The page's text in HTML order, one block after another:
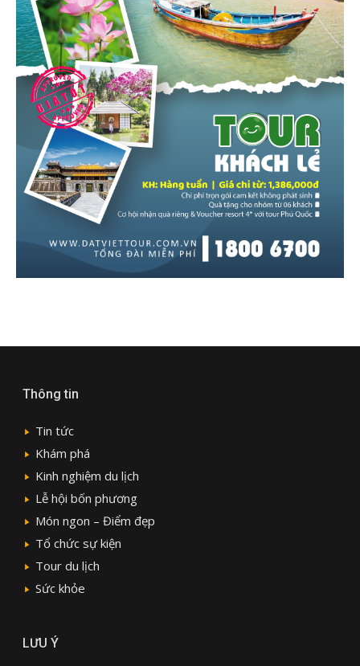
Thông tin
Tin tức
Khám phá
Kinh nghiệm du lịch
Lễ hội bốn phương
Món ngon – Điểm đẹp
Tổ chức sự kiện
Tour du lịch
Sức khỏe
LƯU Ý